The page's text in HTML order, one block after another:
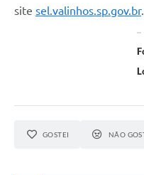
site sel.valinhos.sp.gov.br.
GOSTEI NÃO